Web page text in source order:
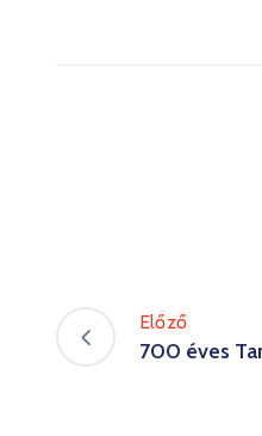
Előző
700 éves